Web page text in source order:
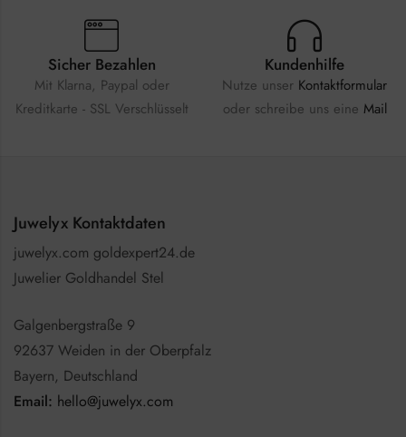
Sicher Bezahlen
Mit Klarna, Paypal oder
Kreditkarte - SSL Verschlüsselt
Kundenhilfe
Nutze unser Kontaktformular
oder schreibe uns eine Mail
Juwelyx Kontaktdaten
juwelyx.com goldexpert24.de
Juwelier Goldhandel Stel
Galgenbergstraße 9
92637 Weiden in der Oberpfalz
Bayern, Deutschland
Email: hello@juwelyx.com